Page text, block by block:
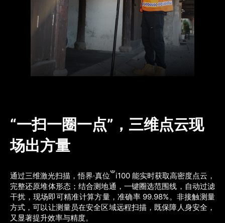
“一扫一圈一点”，三维点云现
场出方量
通过三维激光扫描，悟界·真位®i100 能实时获取高密度点云，
完整还原堆体形态；结合测地通，一键圈选范围线，自动过滤
干扰，现场即可精准计算方量，准确率 99.98%。非接触测量
方式，可以让测量员在安全区域远程扫描，既保障人身安全，
又显著提升效率与精度。